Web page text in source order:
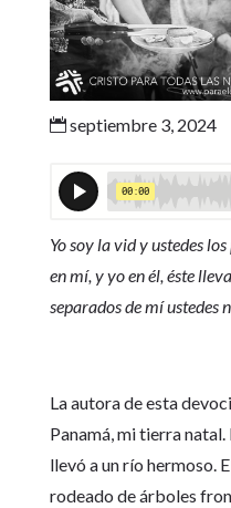
septiembre 3, 2024
Yo soy la vid y ustedes
en mí, y yo en él, éste
separados de mí ustedes
La autora de esta
Panamá, mi tierra
llevó a un río hermoso.
rodeado de árboles